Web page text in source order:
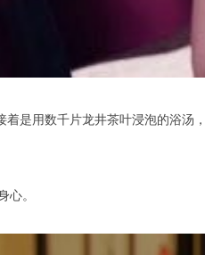
用数千片龙井茶叶浸泡的浴汤
心。